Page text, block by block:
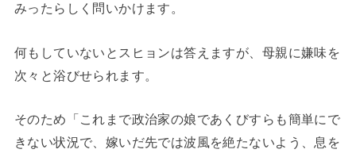
みったらしく問いかけます。
何もしていないとスヒョンは答えますが、母親に嫌味を
次々と浴びせられます。
そのため「これまで政治家の娘であくびすらも簡単にで
きない状況で、嫁いだ先では波風を絶たないよう、息を